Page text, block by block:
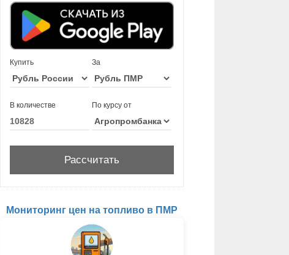
Купить За
В количестве По курсу от
Мониторинг цен на топливо в ПМР